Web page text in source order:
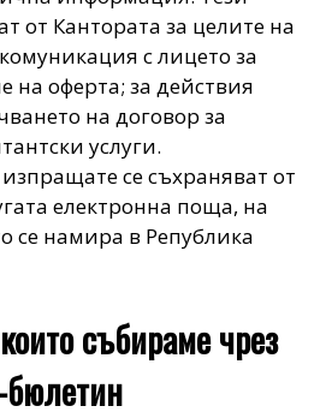
от Кантората за целите на
с лицето за
на оферта; за действия
на договор за
услуги.
се съхраняват от
електронна поща, на
се намира в Република
събираме чрез